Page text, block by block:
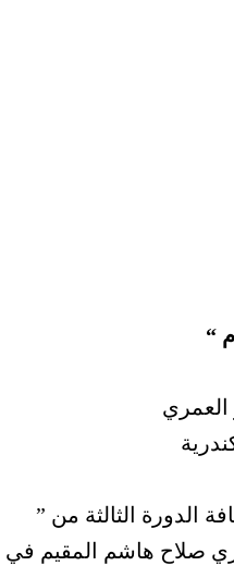
“
الدورة الثالثة من ”
صلاح هاشم المقيم في